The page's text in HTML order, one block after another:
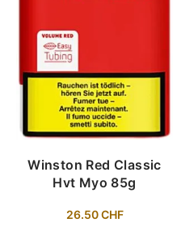
Winston Red Classic
Hvt Myo 85g
26.50CHF